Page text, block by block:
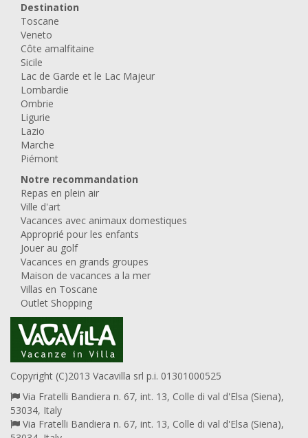
Destination
Toscane
Veneto
Côte amalfitaine
Sicile
Lac de Garde et le Lac Majeur
Lombardie
Ombrie
Ligurie
Lazio
Marche
Piémont
Notre recommandation
Repas en plein air
Ville d'art
Vacances avec animaux domestiques
Approprié pour les enfants
Jouer au golf
Vacances en grands groupes
Maison de vacances a la mer
Villas en Toscane
Outlet Shopping
Copyright (C)2013 Vacavilla srl p.i. 01301000525
Via Fratelli Bandiera n. 67, int. 13, Colle di val d'Elsa (Siena),
53034, Italy
Via Fratelli Bandiera n. 67, int. 13, Colle di val d'Elsa (Siena),